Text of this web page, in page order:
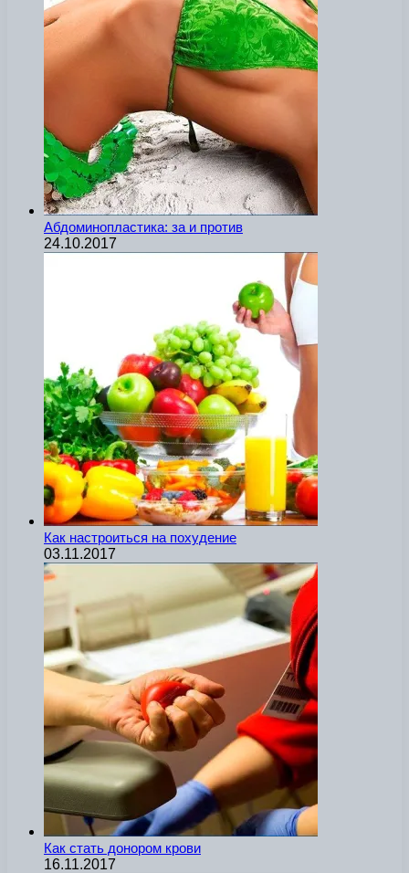
Абдоминопластика: за и против
24.10.2017
Как настроиться на похудение
03.11.2017
Как стать донором крови
16.11.2017